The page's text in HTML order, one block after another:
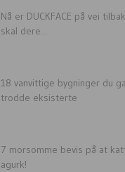
Nå er DUCKFACE på vei
skal dere...
18 vanvittige bygninger du
trodde eksisterte
7 morsomme bevis på at
agurk!